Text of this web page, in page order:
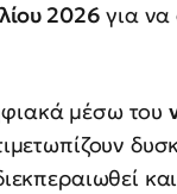
2026 για
μέσω του